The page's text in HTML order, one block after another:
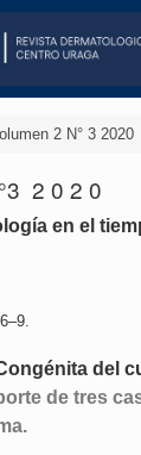
2 N° 3 2020
2 0 2 0
en el
del
de tres
.